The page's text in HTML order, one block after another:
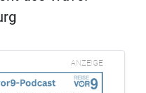
ANZEIGE